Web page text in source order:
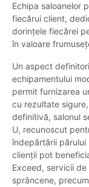
Echipa saloanelor
fiecărui client,
dorințele fiecărei
în valoare
Un aspect
echipamentului
permit furnizarea
cu rezultate
definitivă, salonul
U, recunoscut
îndepărtării părului
clienții pot
Exceed, servicii
sprâncene,